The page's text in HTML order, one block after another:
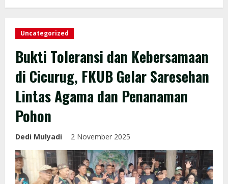
Uncategorized
Bukti Toleransi dan Kebersamaan
di Cicurug, FKUB Gelar Saresehan
Lintas Agama dan Penanaman
Pohon
Dedi Mulyadi 2 November 2025